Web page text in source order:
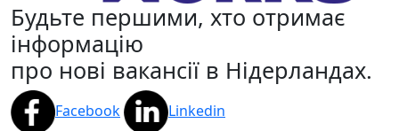
Будьте першими, хто отримає
інформацію
про нові вакансії в Нідерландах.
Facebook Linkedin